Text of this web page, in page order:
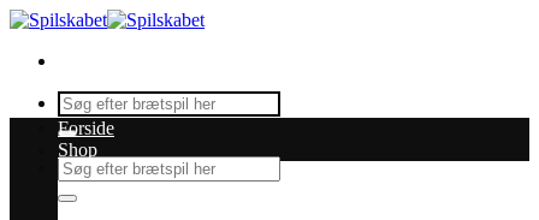
Fortsæt
indhold
Søg
efter:
Søg
efter:
Forside
Shop